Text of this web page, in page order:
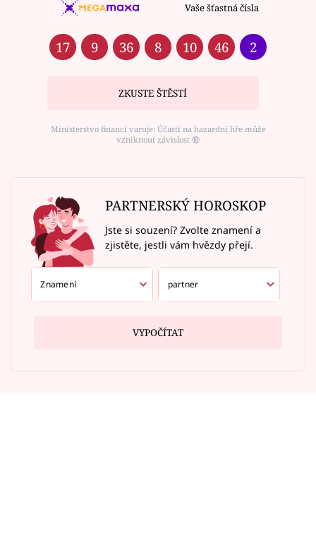
Vaše šťastná čísla
17 9 36 8 10 46 2
ZKUSTE ŠTĚSTÍ
Ministerstvo financí varuje: Účastí na hazardní hře může
vzniknout závislost ⑱
PARTNERSKÝ HOROSKOP
Jste si souzení? Zvolte znamení a
zjistěte, jestli vám hvězdy přejí.
VYPOČÍTAT